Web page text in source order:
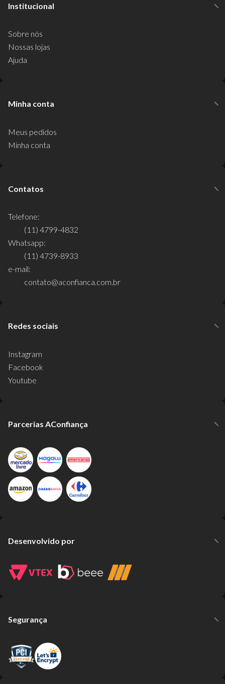
Institucional
Sobre nós
Nossas lojas
Ajuda
Minha conta
Meus pedidos
Minha conta
Contatos
Telefone:
(11) 4799-4832
Whatsapp:
(11) 4739-8933
e-mail:
contato@aconfianca.com.br
Redes sociais
Instagram
Facebook
Youtube
Parcerias AConfiança
Desenvolvido por
Segurança